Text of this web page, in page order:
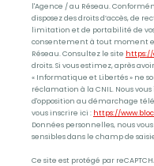
l'Agence / au Réseau.
disposez des droits d’accès, de
limitation et de portabilité de
consentement à tout moment
Réseau. Consultez le site
droits. Si vous estimez, après
« Informatique et Libertés » ne
réclamation à la CNIL. Nous
d'opposition au démarchage
vous inscrire ici : https://
Données personnelles, nous
sensibles dans le champ de
Ce site est protégé par